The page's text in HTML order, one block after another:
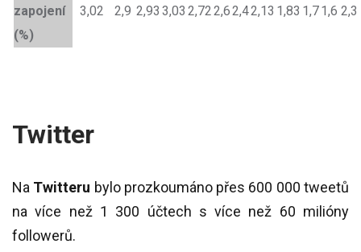
zapojení
(%)
3,02 2,9 2,93 3,03 2,722,62,42,13 1,83 1,71,6 2,3
Twitter
Na Twitteru bylo prozkoumáno přes 600 000 tweetů
na více než 1 300 účtech s více než 60 milióny
followerů.